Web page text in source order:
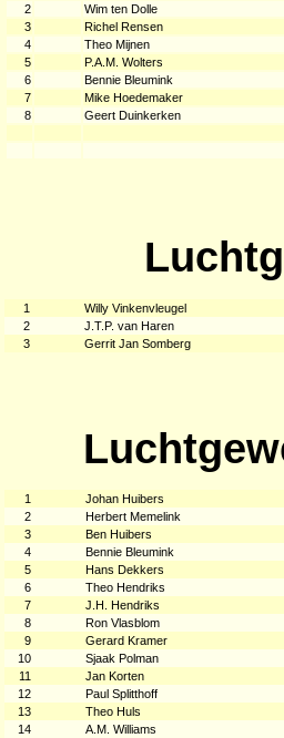
2
Wim ten Dolle
3
Richel Rensen
4
Theo Mijnen
5
P.A.M. Wolters
6
Bennie Bleumink
7
Mike Hoedemaker
8
Geert Duinkerken
1
Willy Vinkenvleugel
2
J.T.P. van Haren
3
Gerrit Jan Somberg
1
Johan Huibers
2
Herbert Memelink
3
Ben Huibers
4
Bennie Bleumink
5
Hans Dekkers
6
Theo Hendriks
7
J.H. Hendriks
8
Ron Vlasblom
9
Gerard Kramer
10
Sjaak Polman
11
Jan Korten
12
Paul Splitthoff
13
Theo Huls
14
A.M. Williams